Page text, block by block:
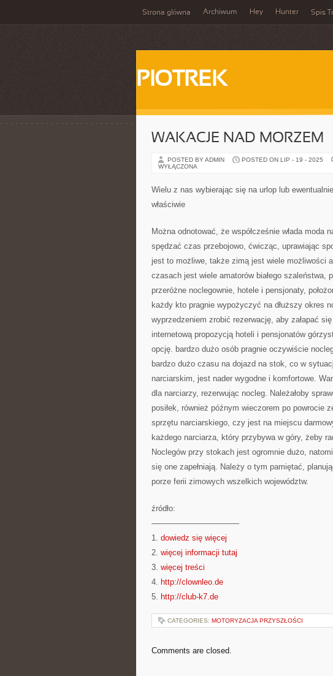
Strona główna Archiwum Hey Hunter Spis
PIOTREK
WAKACJE NAD MORZEM
POSTED BY ADMIN POSTED ON LIP - 19 - 2025
WYŁĄCZONA
Wielu z nas wybierając się na urlop lub
właściwie
Można odnotować, że współcześnie włada
spędzać czas przebojowo, ćwicząc, uprawiając
jest to możliwe, także zimą jest wiele możliwości
czasach jest wiele amatorów białego szaleństwa,
przeróżne noclegownie, hotele i pensjonaty,
każdy kto pragnie wypożyczyć na dłuższy okres
wyprzedzeniem zrobić rezerwację, aby załapać
internetową propozycją hoteli i pensjonatów
opcję. bardzo dużo osób pragnie oczywiście
bardzo dużo czasu na dojazd na stok, co w
narciarskim, jest nader wygodne i komfortowe.
dla narciarzy, rezerwując nocleg. Należałoby
posiłek, również późnym wieczorem po powrocie
sprzętu narciarskiego, czy jest na miejscu
każdego narciarza, który przybywa w góry, żeby
Noclegów przy stokach jest ogromnie dużo,
się one zapełniają. Należy o tym pamiętać,
porze ferii zimowych wszelkich województw.
źródło:
———————————
1. dowiedz się więcej
2. więcej informacji tutaj
3. więcej treści
4. http://clownleo.de
5. http://club-k7.de
CATEGORIES: MOTORYZACJA PRZYSZŁOŚCI
Comments are closed.